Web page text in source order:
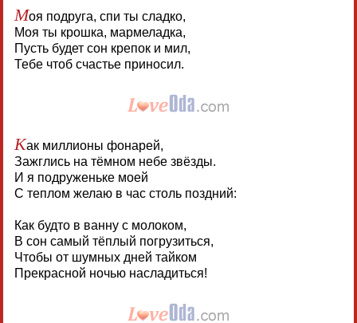
Моя подруга, спи ты сладко,
Моя ты крошка, мармеладка,
Пусть будет сон крепок и мил,
Тебе чтоб счастье приносил.
Как миллионы фонарей,
Зажглись на тёмном небе звёзды.
И я подруженьке моей
С теплом желаю в час столь поздний:
Как будто в ванну с молоком,
В сон самый тёплый погрузиться,
Чтобы от шумных дней тайком
Прекрасной ночью насладиться!